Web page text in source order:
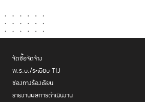
จัดซื้อจัดจ้าง
พ.ร.บ./ระเบียบ TIJ
ช่องทางร้องเรียน
รายงานผลการดำเนินงาน